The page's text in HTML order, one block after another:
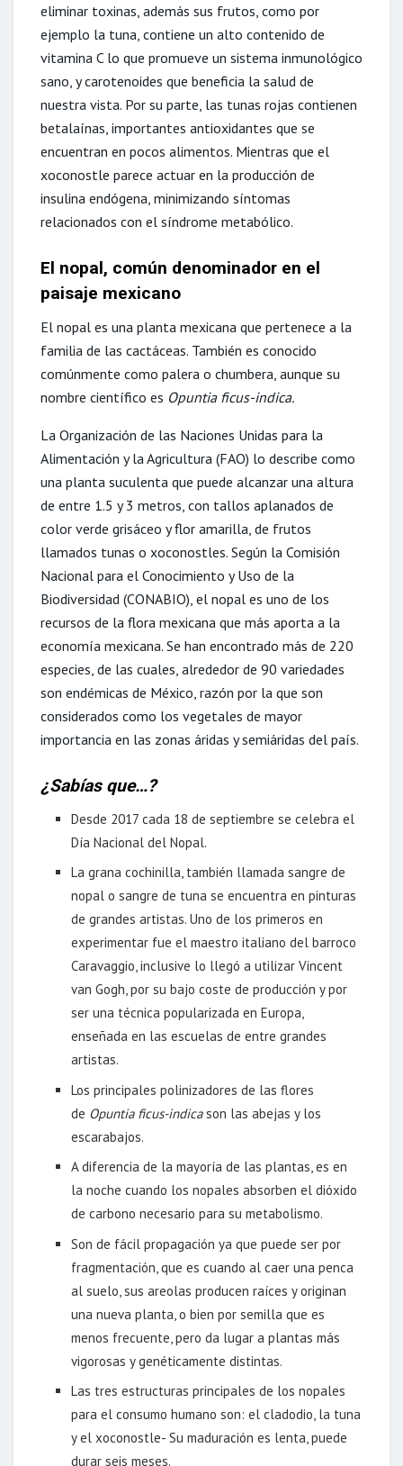
eliminar toxinas, además sus frutos, como por
ejemplo la tuna, contiene un alto contenido de
vitamina C lo que promueve un sistema inmunológico
sano, y carotenoides que beneficia la salud de
nuestra vista. Por su parte, las tunas rojas contienen
betalaínas, importantes antioxidantes que se
encuentran en pocos alimentos. Mientras que el
xoconostle parece actuar en la producción de
insulina endógena, minimizando síntomas
relacionados con el síndrome metabólico.
El nopal, común denominador en el
paisaje mexicano
El nopal es una planta mexicana que pertenece a la
familia de las cactáceas. También es conocido
comúnmente como palera o chumbera, aunque su
nombre científico es Opuntia ficus-indica.
La Organización de las Naciones Unidas para la
Alimentación y la Agricultura (FAO) lo describe como
una planta suculenta que puede alcanzar una altura
de entre 1.5 y 3 metros, con tallos aplanados de
color verde grisáceo y flor amarilla, de frutos
llamados tunas o xoconostles. Según la Comisión
Nacional para el Conocimiento y Uso de la
Biodiversidad (CONABIO), el nopal es uno de los
recursos de la flora mexicana que más aporta a la
economía mexicana. Se han encontrado más de 220
especies, de las cuales, alrededor de 90 variedades
son endémicas de México, razón por la que son
considerados como los vegetales de mayor
importancia en las zonas áridas y semiáridas del país.
¿Sabías que…?
Desde 2017 cada 18 de septiembre se celebra el
Día Nacional del Nopal.
La grana cochinilla, también llamada sangre de
nopal o sangre de tuna se encuentra en pinturas
de grandes artistas. Uno de los primeros en
experimentar fue el maestro italiano del barroco
Caravaggio, inclusive lo llegó a utilizar Vincent
van Gogh, por su bajo coste de producción y por
ser una técnica popularizada en Europa,
enseñada en las escuelas de entre grandes
artistas.
Los principales polinizadores de las flores
de Opuntia ficus-indicason las abejas y los
escarabajos.
A diferencia de la mayoría de las plantas, es en
la noche cuando los nopales absorben el dióxido
de carbono necesario para su metabolismo.
Son de fácil propagación ya que puede ser por
fragmentación, que es cuando al caer una penca
al suelo, sus areolas producen raíces y originan
una nueva planta, o bien por semilla que es
menos frecuente, pero da lugar a plantas más
vigorosas y genéticamente distintas.
Las tres estructuras principales de los nopales
para el consumo humano son: el cladodio, la tuna
y el xoconostle- Su maduración es lenta, puede
durar seis meses.